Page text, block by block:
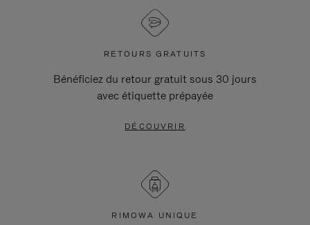
RETOURS GRATUITS
Bénéficiez du retour gratuit sous 30 jours
avec étiquette prépayée
DÉCOUVRIR
RIMOWA UNIQUE